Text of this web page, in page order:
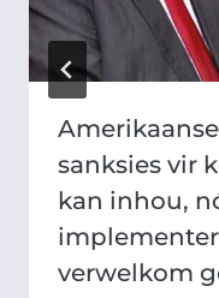
sanksies vir
kan inhou,
verwelkom